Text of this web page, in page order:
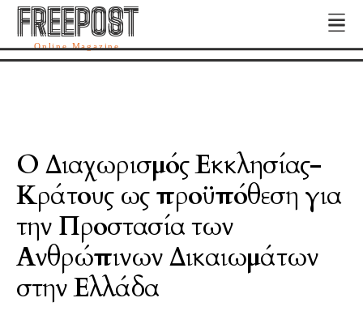
FREEPOST
Online Magazine
FREEPOST
Ο Διαχωρισμός Εκκλησίας-
Κράτους ως προϋπόθεση για
την Προστασία των
Ανθρώπινων Δικαιωμάτων
στην Ελλάδα